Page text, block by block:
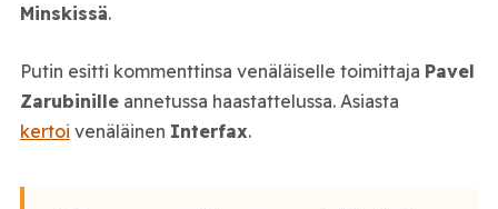
Minskissä.
Putin esitti kommenttinsa venäläiselle toimittaja Pavel
Zarubinilleannetussa haastattelussa. Asiasta
kertoi venäläinen Interfax.